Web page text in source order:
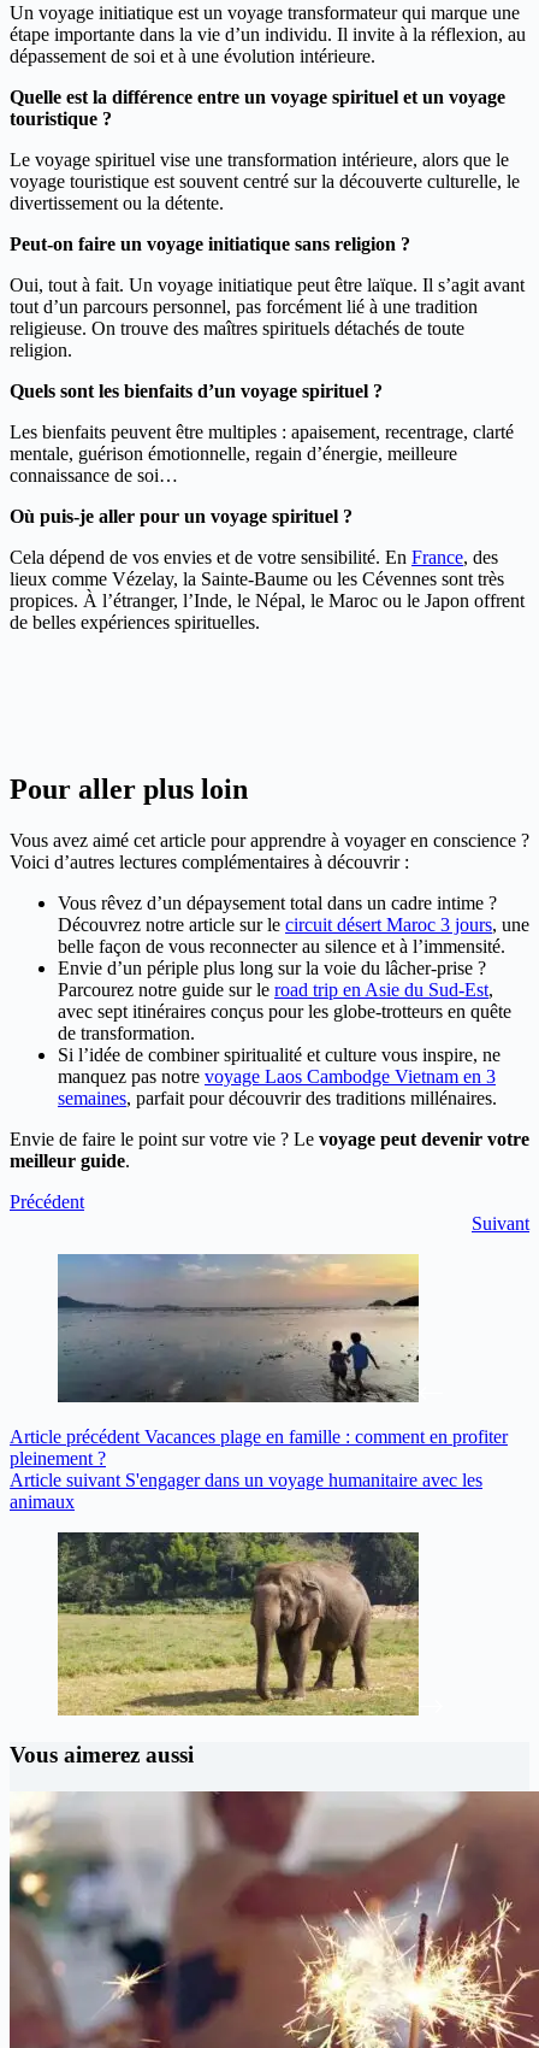
Un voyage initiatique est un voyage transformateur qui marque une
étape importante dans la vie d’un individu. Il invite à la réflexion, au
dépassement de soi et à une évolution intérieure.
Quelle est la différence entre un voyage spirituel et un voyage
touristique ?
Le voyage spirituel vise une transformation intérieure, alors que le
voyage touristique est souvent centré sur la découverte culturelle, le
divertissement ou la détente.
Peut-on faire un voyage initiatique sans religion ?
Oui, tout à fait. Un voyage initiatique peut être laïque. Il s’agit avant
tout d’un parcours personnel, pas forcément lié à une tradition
religieuse. On trouve des maîtres spirituels détachés de toute
religion.
Quels sont les bienfaits d’un voyage spirituel ?
Les bienfaits peuvent être multiples : apaisement, recentrage, clarté
mentale, guérison émotionnelle, regain d’énergie, meilleure
connaissance de soi…
Où puis-je aller pour un voyage spirituel ?
Cela dépend de vos envies et de votre sensibilité. En France, des
lieux comme Vézelay, la Sainte-Baume ou les Cévennes sont très
propices. À l’étranger, l’Inde, le Népal, le Maroc ou le Japon offrent
de belles expériences spirituelles.
Pour aller plus loin
Vous avez aimé cet article pour apprendre à voyager en conscience ?
Voici d’autres lectures complémentaires à découvrir :
Vous rêvez d’un dépaysement total dans un cadre intime ?
Découvrez notre article sur le circuit désert Maroc 3 jours, une
belle façon de vous reconnecter au silence et à l’immensité.
Envie d’un périple plus long sur la voie du lâcher-prise ?
Parcourez notre guide sur le road trip en Asie du Sud-Est,
avec sept itinéraires conçus pour les globe-trotteurs en quête
de transformation.
Si l’idée de combiner spiritualité et culture vous inspire, ne
manquez pas notre voyage Laos Cambodge Vietnam en 3
semaines, parfait pour découvrir des traditions millénaires.
Envie de faire le point sur votre vie ? Le voyage peut devenir votre
meilleur guide.
Précédent
Suivant
Article précédent Vacances plage en famille : comment en profiter
pleinement ?
Article suivant S'engager dans un voyage humanitaire avec les
animaux
Vous aimerez aussi